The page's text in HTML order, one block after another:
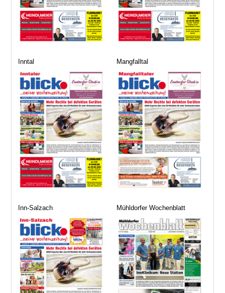
Inntal Mangfalltal
Inn-Salzach Mühldorfer Wochenblatt